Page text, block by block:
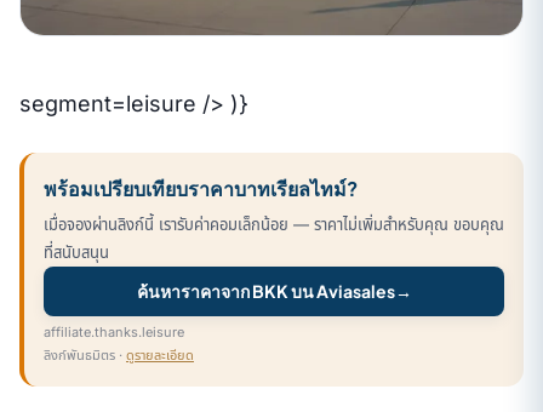
segment=leisure /> )}
พร้อมเปรียบเทียบราคาบาทเรียลไทม์?
เมื่อจองผ่านลิงก์นี้ เรารับค่าคอมเล็กน้อย — ราคาไม่เพิ่มสำหรับคุณ ขอบคุณ
ที่สนับสนุน
ค้นหาราคาจาก BKK บน Aviasales→
affiliate.thanks.leisure
ลิงก์พันธมิตร · ดูรายละเอียด